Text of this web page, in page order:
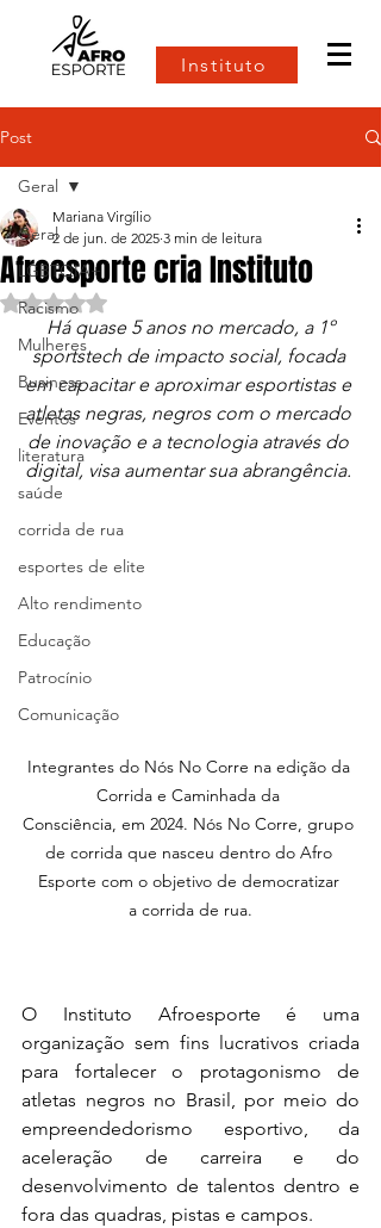
Instituto
Post
Geral
LGBTQIA+
Racismo
Mulheres
Business
Eventos
literatura
saúde
corrida de rua
esportes de elite
Alto rendimento
Educação
Patrocínio
Comunicação
Geral
Afroesporte cria Instituto
Mariana Virgílio
2 de jun. de 2025 3 min de leitura
Avaliado com NaN de 5 estrelas.
Há quase 5 anos no mercado, a 1º
sportstech de impacto social, focada
em capacitar e aproximar esportistas e
atletas negras, negros com o mercado
de inovação e a tecnologia através do
digital, visa aumentar sua abrangência.
Integrantes do Nós No Corre na edição da
Corrida e Caminhada da
Consciência, em 2024. Nós No Corre, grupo
de corrida que nasceu dentro do Afro
Esporte com o objetivo de democratizar
a corrida de rua.
O Instituto Afroesporte é uma
organização sem fins lucrativos criada
para fortalecer o protagonismo de
atletas negros no Brasil, por meio do
empreendedorismo esportivo, da
aceleração de carreira e do
desenvolvimento de talentos dentro e
fora das quadras, pistas e campos.